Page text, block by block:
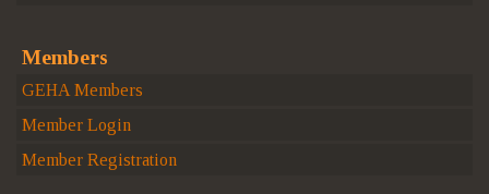
Members
GEHA Members
Member Login
Member Registration